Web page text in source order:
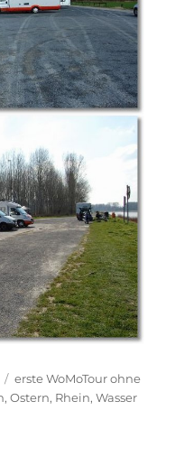
Schlagwörter
erste WoMoTour ohne
,Ostern, Rhein,Wasser